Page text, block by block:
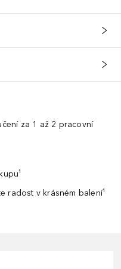
za 1 až 2 pracovní
radost v krásném balení¹